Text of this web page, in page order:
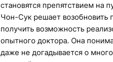
становятся препятствием на
Чон-Сук решает возобновить
получить возможность
опытного доктора. Она
даже не догадывается о